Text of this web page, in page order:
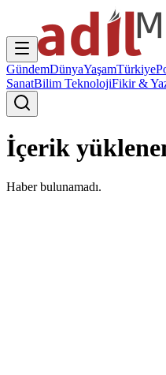
GündemDünyaYaşamTürkiye
SanatBilim TeknolojiFikir &
İçerik
Haber bulunamadı.